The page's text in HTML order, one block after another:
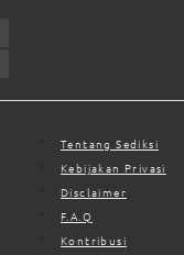
Tentang Sediksi
Kebijakan Privasi
Disclaimer
F.A.Q
Kontribusi